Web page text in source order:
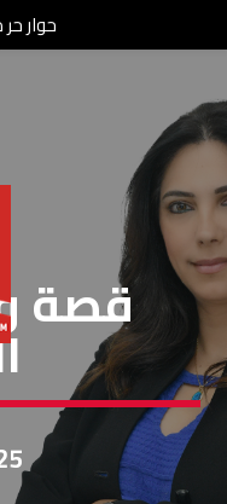
قصة
حوار